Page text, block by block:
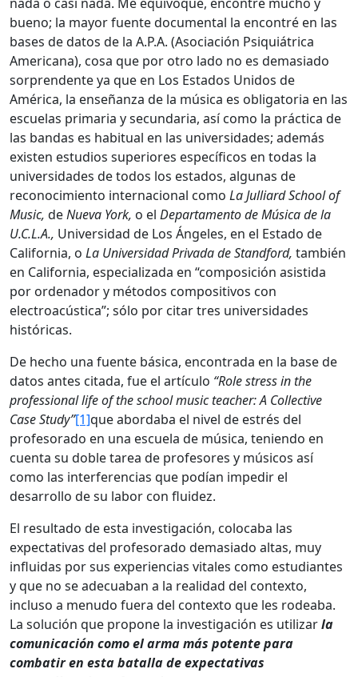
bueno; la mayor fuente documental la encontré en las
bases de datos de la A.P.A. (Asociación Psiquiátrica
Americana), cosa que por otro lado no es demasiado
sorprendente ya que en Los Estados Unidos de
América, la enseñanza de la música es obligatoria en las
escuelas primaria y secundaria, así como la práctica de
las bandas es habitual en las universidades; además
existen estudios superiores específicos en todas la
universidades de todos los estados, algunas de
reconocimiento internacional como La Julliard School of
Music, deNueva York, o el Departamento de Música de la
U.C.L.A., Universidad de Los Ángeles, en el Estado de
California, o La Universidad Privada de Standford, también
en California, especializada en “composición asistida
por ordenador y métodos compositivos con
electroacústica”; sólo por citar tres universidades
históricas.
De hecho una fuente básica, encontrada en la base de
datos antes citada, fue el artículo “Role stress in the
professional life of the school music teacher: A Collective
Case Study”[1]que abordaba el nivel de estrés del
profesorado en una escuela de música, teniendo en
cuenta su doble tarea de profesores y músicos así
como las interferencias que podían impedir el
desarrollo de su labor con fluidez.
El resultado de esta investigación, colocaba las
expectativas del profesorado demasiado altas, muy
influidas por sus experiencias vitales como estudiantes
y que no se adecuaban a la realidad del contexto,
incluso a menudo fuera del contexto que les rodeaba.
La solución que propone la investigación es utilizarla
comunicación como el arma más potente para
combatir en esta batalla de expectativas